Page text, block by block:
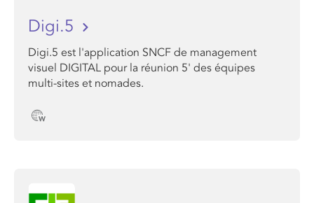
Digi.5
Digi.5 est l'a​pplication SNCF ​de management
visuel DIGITAL pour la réunion 5' des équipes
multi-sites et nomades.